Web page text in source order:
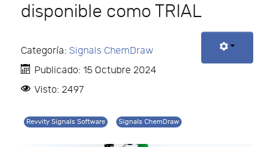
disponible como TRIAL
Categoría: Signals ChemDraw
Publicado: 15 Octubre 2024
Visto: 2497
Revvity Signals Software Signals ChemDraw